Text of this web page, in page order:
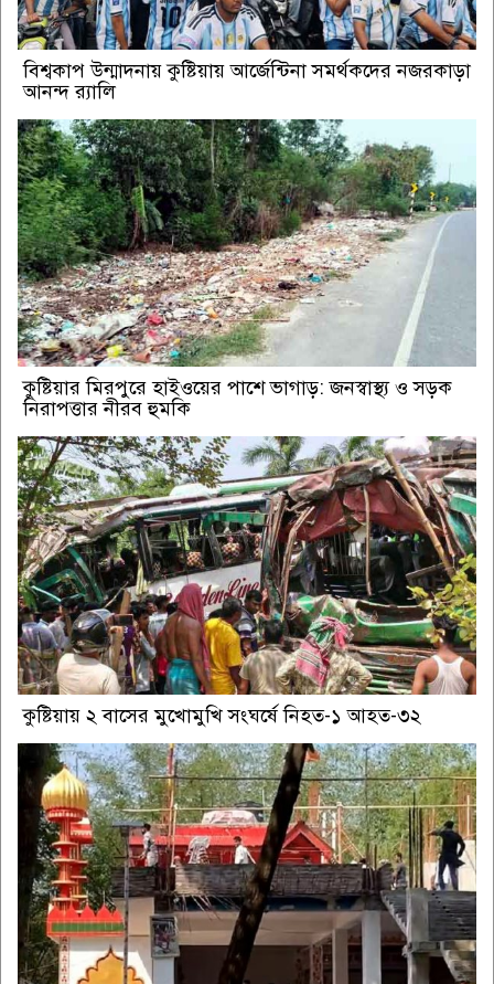
বিশ্বকাপ উন্মাদনায় কুষ্টিয়ায় আর্জেন্টিনা সমর্থকদের নজরকাড়া
আনন্দ র‌্যালি
কুষ্টিয়ার মিরপুরে হাইওয়ের পাশে ভাগাড়: জনস্বাস্থ্য ও সড়ক
নিরাপত্তার নীরব হুমকি
কুষ্টিয়ায় ২ বাসের মুখোমুখি সংঘর্ষে নিহত-১ আহত-৩২